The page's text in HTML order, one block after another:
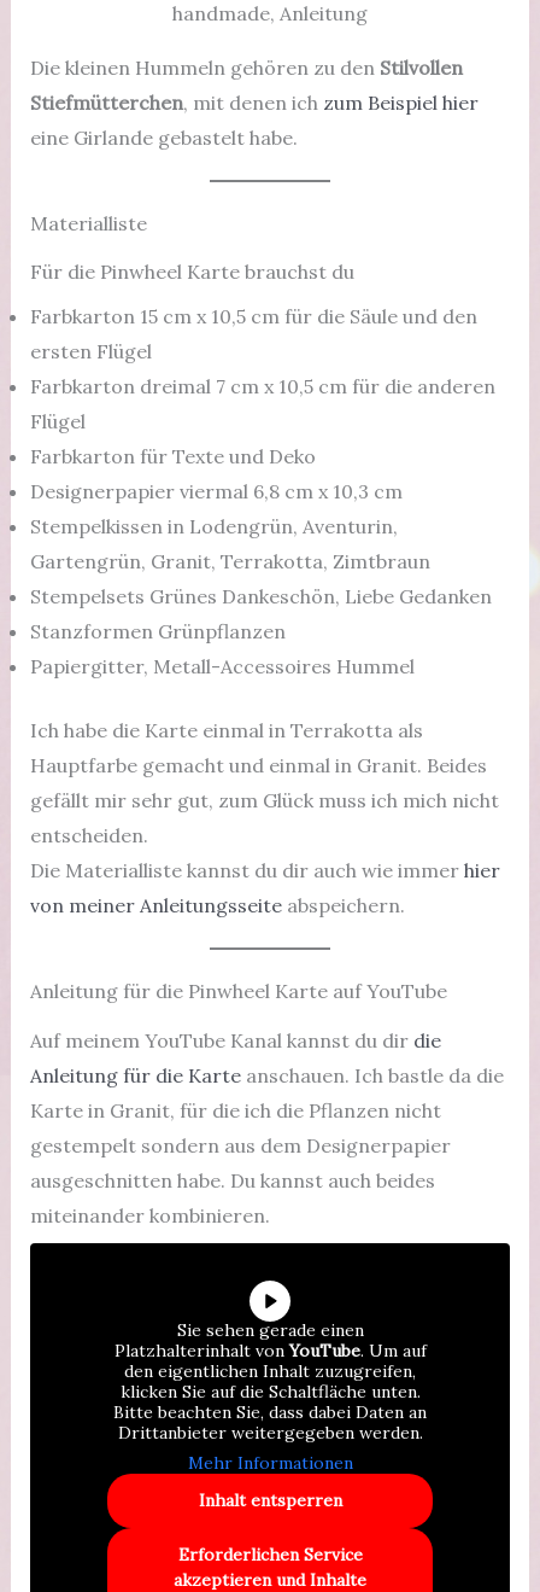
Die kleinen Hummeln gehören zu den Stilvollen
Stiefmütterchen, mit denen ich zum Beispiel hier
eine Girlande gebastelt habe.
Materialliste
Für die Pinwheel Karte brauchst du
Farbkarton 15 cm x 10,5 cm für die Säule und den
ersten Flügel
Farbkarton dreimal 7 cm x 10,5 cm für die anderen
Flügel
Farbkarton für Texte und Deko
Designerpapier viermal 6,8 cm x 10,3 cm
Stempelkissen in Lodengrün, Aventurin,
Gartengrün, Granit, Terrakotta, Zimtbraun
Stempelsets Grünes Dankeschön, Liebe Gedanken
Stanzformen Grünpflanzen
Papiergitter, Metall-Accessoires Hummel
Ich habe die Karte einmal in Terrakotta als
Hauptfarbe gemacht und einmal in Granit. Beides
gefällt mir sehr gut, zum Glück muss ich mich nicht
entscheiden.
Die Materialliste kannst du dir auch wie immer hier
von meiner Anleitungsseiteabspeichern.
Anleitung für die Pinwheel Karte auf YouTube
Auf meinem YouTube Kanal kannst du dir die
Anleitung für die Karte anschauen. Ich bastle da die
Karte in Granit, für die ich die Pflanzen nicht
gestempelt sondern aus dem Designerpapier
ausgeschnitten habe. Du kannst auch beides
miteinander kombinieren.
Sie sehen gerade einen
Platzhalterinhalt vonYouTube. Um auf
den eigentlichen Inhalt zuzugreifen,
klicken Sie auf die Schaltfläche unten.
Bitte beachten Sie, dass dabei Daten an
Drittanbieter weitergegeben werden.
Mehr Informationen
Inhalt entsperren
Erforderlichen Service
akzeptieren und Inhalte